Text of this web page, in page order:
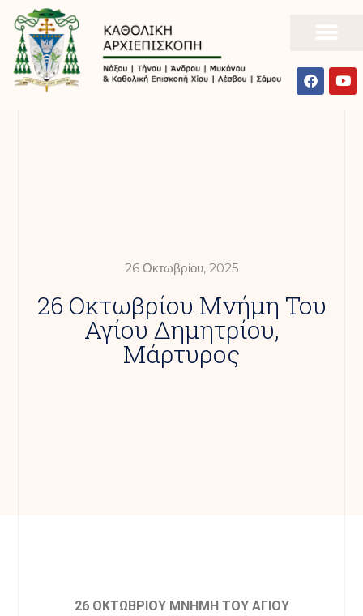
26 Οκτωβρίου, 2025
26 Οκτωβρίου Μνήμη Του
Αγίου Δημητρίου,
Μάρτυρος
26 ΟΚΤΩΒΡΙΟΥ ΜΝΗΜΗ ΤΟΥ ΑΓΙΟΥ